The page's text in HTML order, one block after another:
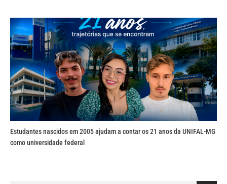
Estudantes nascidos em 2005 ajudam a contar os 21 anos da UNIFAL-MG
como universidade federal